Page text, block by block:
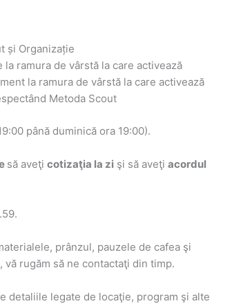
și Organizație
ramura de vârstă la care activează
la ramura de vârstă la care activează
Metoda Scout
până duminică ora 19:00).
să aveţi cotizaţia la zi şi să aveţi acordul
prânzul, pauzele de cafea şi
rugăm să ne contactaţi din timp.
detaliile legate de locaţie, program şi alte